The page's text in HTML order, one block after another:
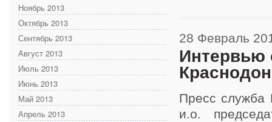
Ноябрь 2013
Октябрь 2013
Сентябрь 2013
Август 2013
Июль 2013
Июнь 2013
Май 2013
Апрель 2013
28 Февраль
Интервью
Пресс служба
и.о.